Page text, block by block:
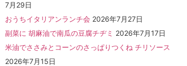
7月29日
おうちイタリアンランチ会 2026年7月27日
副菜に 胡麻油で南瓜の豆腐チヂミ 2026年7月17日
米油でささみとコーンのさっぱりつくね チリソース
2026年7月15日